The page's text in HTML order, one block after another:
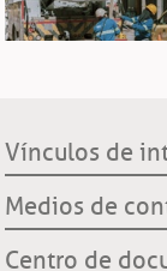
Vínculos de
Presidencia de la
Ministerio de
Grupo EPM
Medios de
Líneas de
Centro de